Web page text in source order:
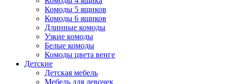
Комоды 5 ящиков
Комоды 6 ящиков
Длинные комоды
Узкие комоды
Белые комоды
Комоды цвета венге
Детские
Детская мебель
Мебель для девочек